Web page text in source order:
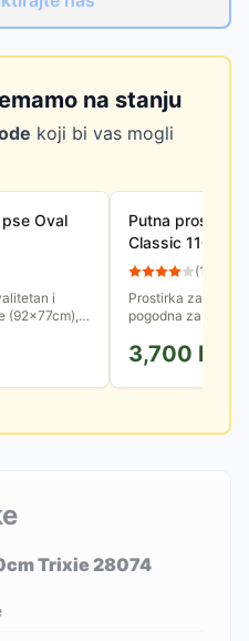
na stanju
koji bi vas mogli
Oval
i
(92x77cm),
Putna prostirka
Classic
(11
Prostirka za pse
pogodna za svaki
kaiševima i poneti
3,700 RSD
Trixie 28074